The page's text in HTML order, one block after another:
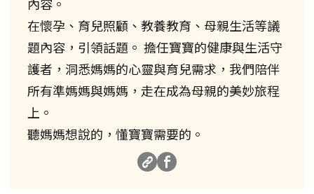
內容。
在懷孕、育兒照顧、教養教育、母親生活等議
題內容，引領話題。 擔任寶寶的健康與生活守
護者，洞悉媽媽的心靈與育兒需求，我們陪伴
所有準媽媽與媽媽，走在成為母親的美妙旅程
上。
聽媽媽想說的，懂寶寶需要的。